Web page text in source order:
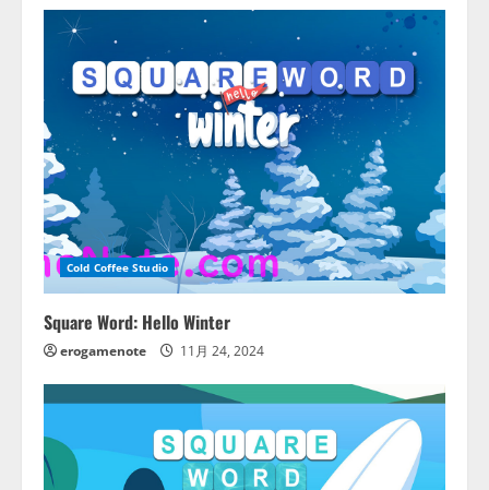
Cold Coffee Studio
Square Word: Hello Winter
erogamenote 11月 24, 2024